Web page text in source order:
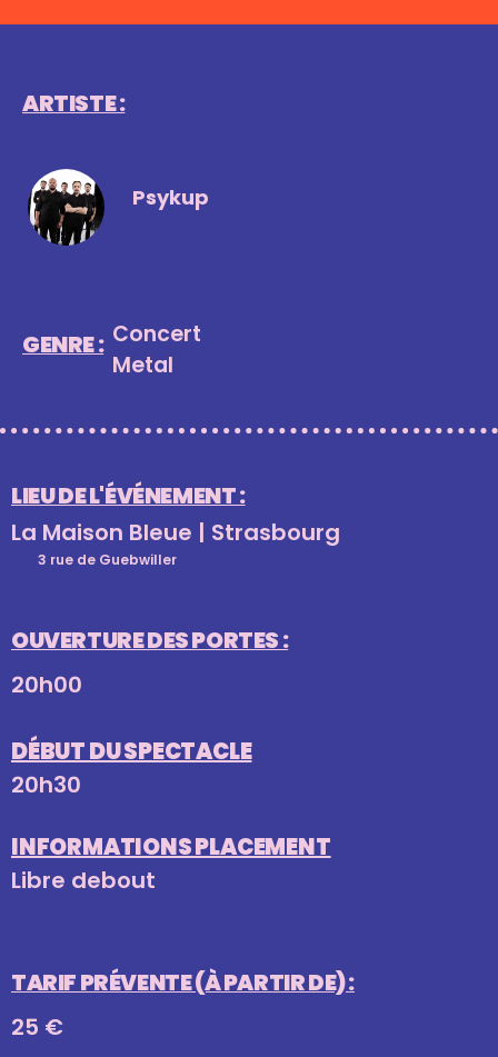
ARTISTE :
Psykup
GENRE : Concert
Metal
LIEU DE L'ÉVÉNEMENT :
La Maison Bleue | Strasbourg
3 rue de Guebwiller
OUVERTURE DES PORTES :
20h00
DÉBUT DU SPECTACLE
20h30
INFORMATIONS PLACEMENT
Libre debout
TARIF PRÉVENTE (À PARTIR DE) :
25 €